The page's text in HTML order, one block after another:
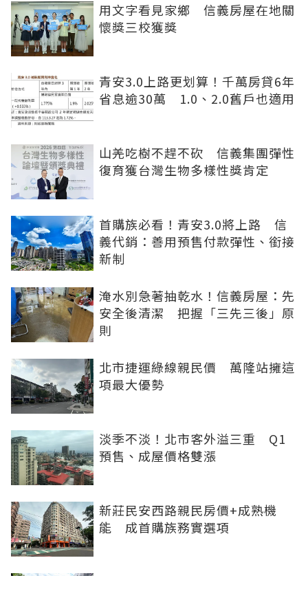
用文字看見家鄉 信義房屋在地關
懷獎三校獲獎
青安3.0上路更划算！千萬房貸6年
省息逾30萬 1.0、2.0舊戶也適用
山羌吃樹不趕不砍 信義集團彈性
復育獲台灣生物多樣性獎肯定
首購族必看！青安3.0將上路 信
義代銷：善用預售付款彈性、銜接
新制
淹水別急著抽乾水！信義房屋：先
安全後清潔 把握「三先三後」原
則
北市捷運綠線親民價 萬隆站擁這
項最大優勢
淡季不淡！北市客外溢三重 Q1
預售、成屋價格雙漲
新莊民安西路親民房價+成熟機
能 成首購族務實選項